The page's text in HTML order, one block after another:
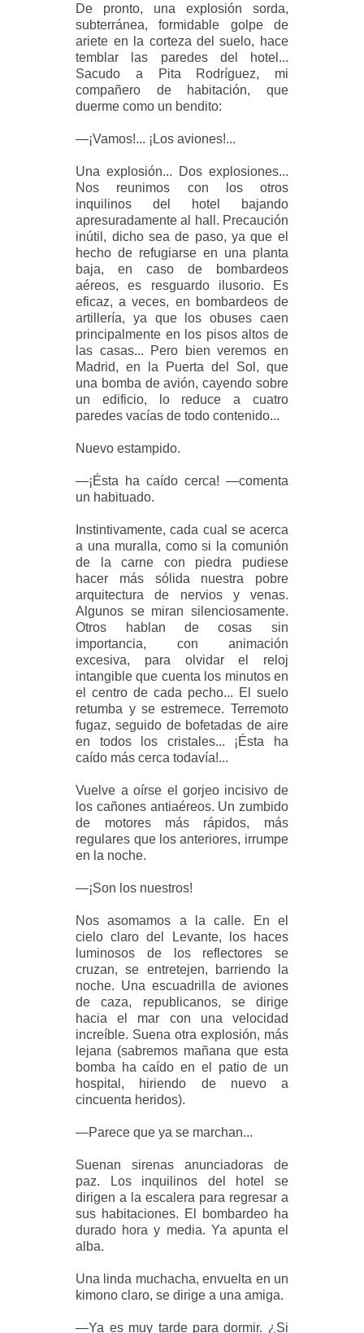
De pronto, una explosión sorda,
subterránea, formidable golpe de
ariete en la corteza del suelo, hace
temblar las paredes del hotel...
Sacudo a Pita Rodríguez, mi
compañero de habitación, que
duerme como un bendito:
—¡Vamos!... ¡Los aviones!...
Una explosión... Dos explosiones...
Nos reunimos con los otros
inquilinos del hotel bajando
apresuradamente al hall. Precaución
inútil, dicho sea de paso, ya que el
hecho de refugiarse en una planta
baja, en caso de bombardeos
aéreos, es resguardo ilusorio. Es
eficaz, a veces, en bombardeos de
artillería, ya que los obuses caen
principalmente en los pisos altos de
las casas... Pero bien veremos en
Madrid, en la Puerta del Sol, que
una bomba de avión, cayendo sobre
un edificio, lo reduce a cuatro
paredes vacías de todo contenido...
Nuevo estampido.
—¡Ésta ha caído cerca! —comenta
un habituado.
Instintivamente, cada cual se acerca
a una muralla, como si la comunión
de la carne con piedra pudiese
hacer más sólida nuestra pobre
arquitectura de nervios y venas.
Algunos se miran silenciosamente.
Otros hablan de cosas sin
importancia, con animación
excesiva, para olvidar el reloj
intangible que cuenta los minutos en
el centro de cada pecho... El suelo
retumba y se estremece. Terremoto
fugaz, seguido de bofetadas de aire
en todos los cristales... ¡Ésta ha
caído más cerca todavía!...
Vuelve a oírse el gorjeo incisivo de
los cañones antiaéreos. Un zumbido
de motores más rápidos, más
regulares que los anteriores, irrumpe
en la noche.
—¡Son los nuestros!
Nos asomamos a la calle. En el
cielo claro del Levante, los haces
luminosos de los reflectores se
cruzan, se entretejen, barriendo la
noche. Una escuadrilla de aviones
de caza, republicanos, se dirige
hacia el mar con una velocidad
increíble. Suena otra explosión, más
lejana (sabremos mañana que esta
bomba ha caído en el patio de un
hospital, hiriendo de nuevo a
cincuenta heridos).
—Parece que ya se marchan...
Suenan sirenas anunciadoras de
paz. Los inquilinos del hotel se
dirigen a la escalera para regresar a
sus habitaciones. El bombardeo ha
durado hora y media. Ya apunta el
alba.
Una linda muchacha, envuelta en un
kimono claro, se dirige a una amiga.
—Ya es muy tarde para dormir. ¿Si